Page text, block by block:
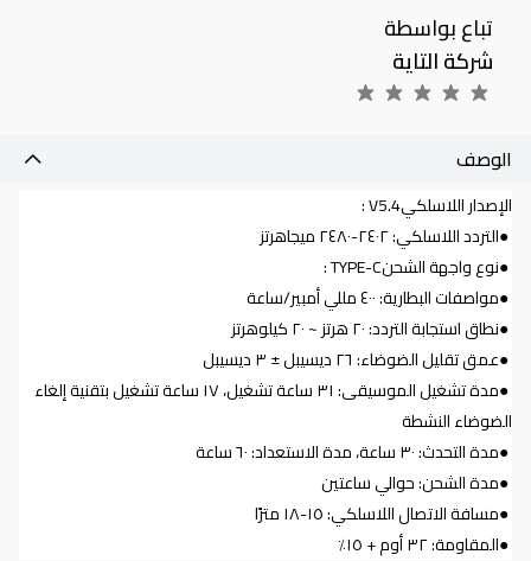
تباع بواسطة
شركة التاية
الوصف
الإصدار اللاسلكي: V5.4
●التردد اللاسلكي: ٢٤٠٢-٢٤٨٠ ميجاهرتز
●نوع واجهة الشحن: TYPE-C
●مواصفات البطارية: ٤٠٠ مللي أمبير/ساعة
●نطاق استجابة التردد: ٢٠ هرتز ~ ٢٠ كيلوهرتز
●عمق تقليل الضوضاء: ٢٦ ديسيبل ± ٣ ديسيبل
●
مدة تشغيل الموسيقى: ٣١ ساعة تشغيل، ١٧ ساعة تشغيل بتقنية إلغاء
الضوضاء النشطة
●مدة التحدث: ٣٠ ساعة، مدة الاستعداد: ٦٠ ساعة
●مدة الشحن: حوالي ساعتين
●مسافة الاتصال اللاسلكي: ١٥-١٨ مترًا
●المقاومة: ٣٢ أوم + ١٥٪